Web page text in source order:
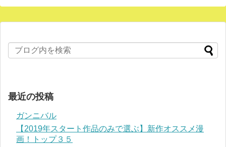
最近の投稿
ガンニバル
【2019年スタート作品のみで選ぶ】新作オススメ漫
画！トップ３５